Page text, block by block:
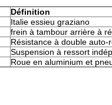
Définition
Italie essieu graziano
frein à tambour arrière à
Résistance à double auto-
Suspension à ressort
Roue en aluminium et